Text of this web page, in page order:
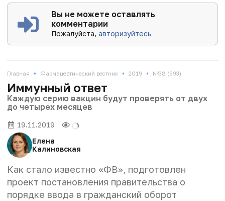
Вы не можете оставлять
комментарии
Пожалуйста,авторизуйтесь
Главная • Фармацевтический вестник • 2019 • №38 (993)
Иммунный ответ
Каждую серию вакцин будут проверять от двух
до четырех месяцев
19.11.2019
Елена
Калиновская
Как стало известно «ФВ», подготовлен
проект постановления правительства о
порядке ввода в гражданский оборот